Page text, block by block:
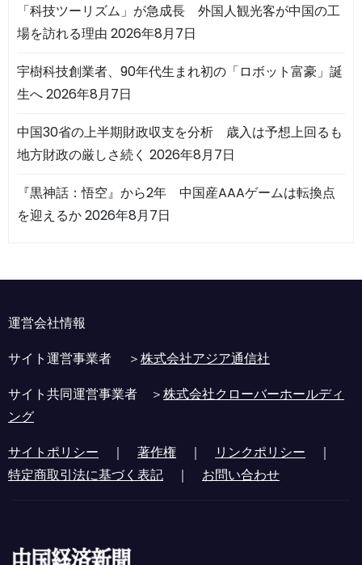
「科技ツーリズム」が急成長 外国人観光客が中国の工
場を訪れる理由 2026年8月7日
宇樹科技創業者、90年代生まれ初の「ロボット富豪」誕
生へ2026年8月7日
中国30省の上半期財政収支を分析 歳入は予想上回るも
地方財政の厳しさ続く 2026年8月7日
『黒神話：悟空』から2年 中国産AAAゲームは転換点
を迎えるか2026年8月7日
運営会社情報
サイト運営事業者 ＞株式会社アジア通信社
サイト共同運営事業者 ＞株式会社クローバーホールディ
ング
サイトポリシー ｜ 著作権 ｜ リンクポリシー ｜
特定商取引法に基づく表記 ｜ お問い合わせ